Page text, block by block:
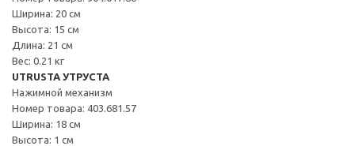
Ширина: 20 см
Высота: 15 см
Длина: 21 см
Вес: 0.21 кг
UTRUSTA УТРУСТА
Нажимной механизм
Номер товара: 403.681.57
Ширина: 18 см
Высота: 1 см